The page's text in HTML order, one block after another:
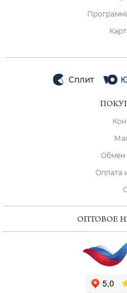
Сплит
Обмен
Оплата
ОПТОВОЕ